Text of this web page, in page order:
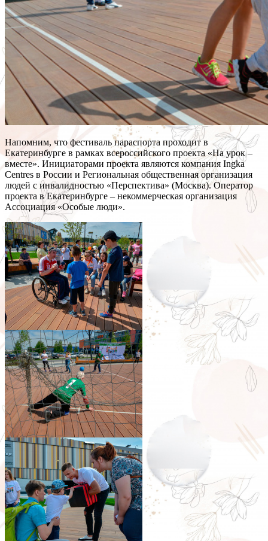
Напомним, что фестиваль параспорта проходит в
Екатеринбурге в рамках всероссийского проекта «На урок –
вместе». Инициаторами проекта являются компания Ingka
Centres в России и Региональная общественная организация
людей с инвалидностью «Перспектива» (Москва). Оператор
проекта в Екатеринбурге – некоммерческая организация
Ассоциация «Особые люди».
pic0265_04
pic0265_07